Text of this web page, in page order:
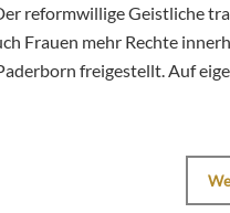
reformwillige Geistliche
Frauen mehr Rechte
freigestellt. Auf